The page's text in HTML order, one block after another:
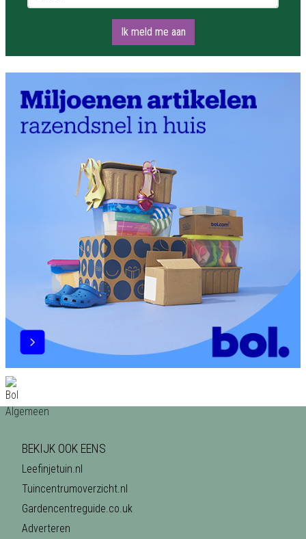
Ik meld me aan
BEKIJK OOK EENS
Leefinjetuin.nl
Tuincentrumoverzicht.nl
Gardencentreguide.co.uk
Adverteren